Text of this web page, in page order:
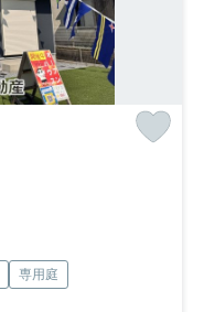
専用庭